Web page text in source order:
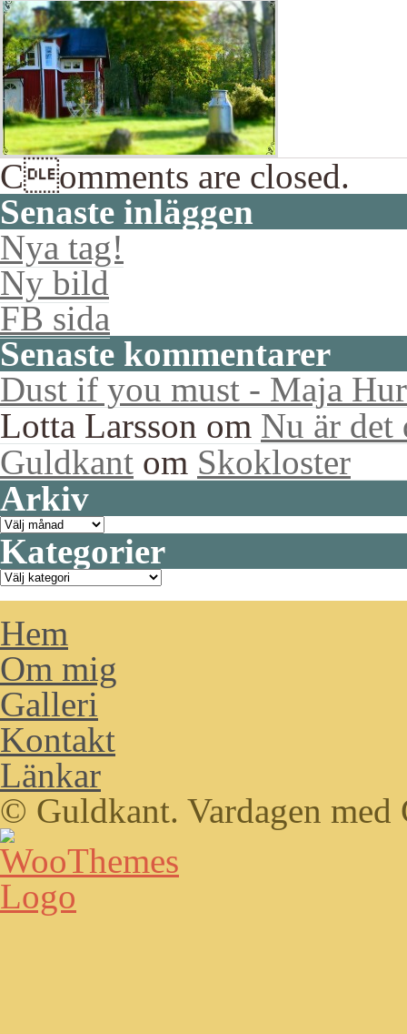
Comments are closed.
Senaste inläggen
Nya tag!
Ny bild
FB sida
Senaste kommentarer
Dust if you must - Maja
Lotta Larsson om Nu är det
Guldkant om Skokloster
Arkiv
Arkiv
Kategorier
Kategorier
Hem
Om mig
Galleri
Kontakt
Länkar
© Guldkant. Vardagen med